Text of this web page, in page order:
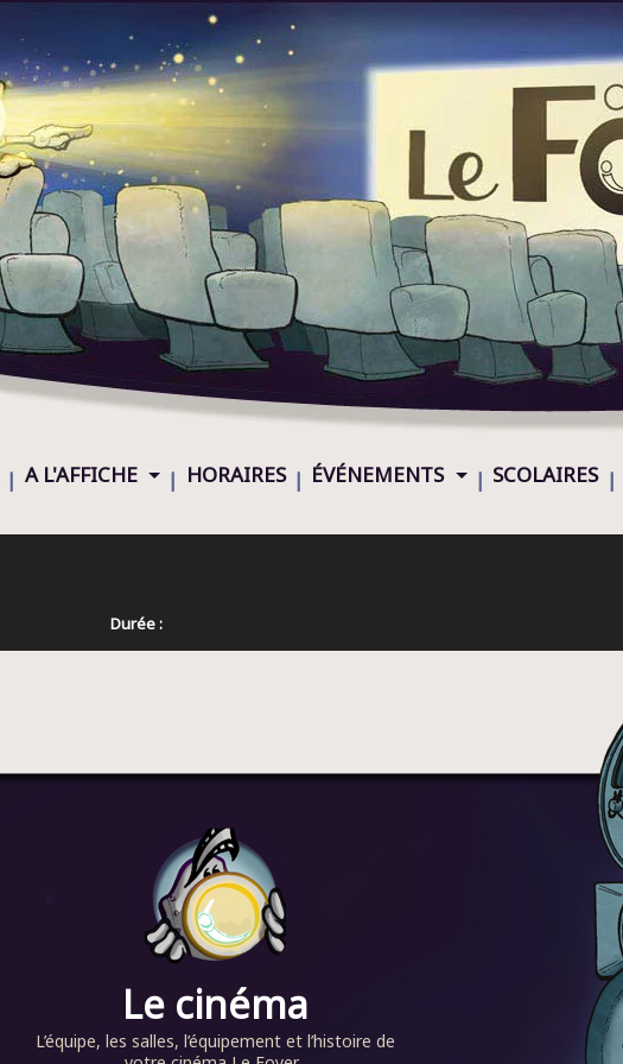
| A L'AFFICHE | HORAIRES | ÉVÉNEMENTS | SCOLAIRES |
Durée :
Le cinéma
L’équipe, les salles, l’équipement et l’histoire de